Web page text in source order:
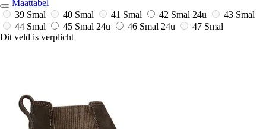
Maattabel
39 Smal
40 Smal 41 Smal 42 Smal 24u
43 Smal
44 Smal
45 Smal 24u 46 Smal 24u
47 Smal
Dit veld is verplicht